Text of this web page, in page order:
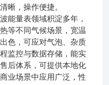
晰，操作便捷。
能量表领域积淀多年，
等不同气候场景，宽温
色，可应对气泡、杂质
监控与数据存储，能实
后体系，可提供本地化
业场景中应用广泛，性